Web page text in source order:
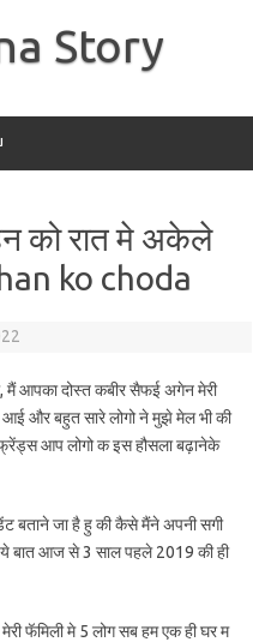
Story
को रात मे अकेले
ko choda
मैं आपका दोस्त कबीर सैफई अगेन मेरी
आई और बहुत सारे लोगो ने मुझे मेल भी की
आप लोगो क इस हौसला बढ़ानेके
बताने जा है हु की कैसे मैंने अपनी सगी
है ये बात आज से 3 साल पहले 2019 की ही
फॅमिली मे 5 लोग सब हम एक ही घर म